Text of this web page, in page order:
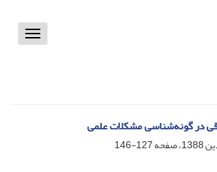
Toggle
در گونه‌شناسی مشکلات علمی
127-146